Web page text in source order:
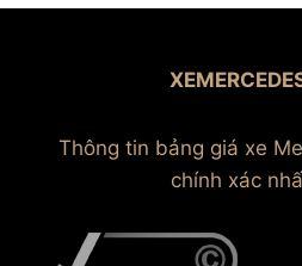
Thông tin bảng giá xe
chính xác